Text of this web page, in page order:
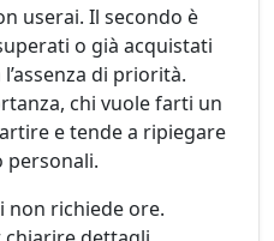
userai. Il secondo è
o già acquistati
di priorità.
chi vuole farti un
e tende a ripiegare
personali.
non richiede ore.